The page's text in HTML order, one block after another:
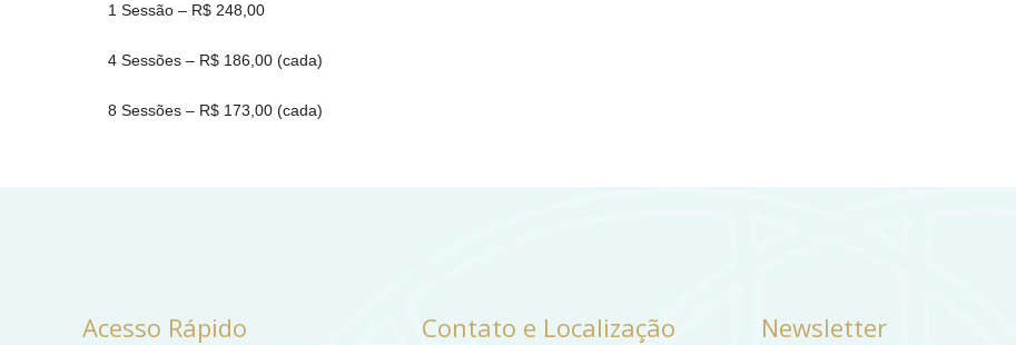
1 Sessão – R$ 248,00
4 Sessões – R$ 186,00 (cada)
8 Sessões – R$ 173,00 (cada)
Acesso Rápido Contato e Localização Newsletter